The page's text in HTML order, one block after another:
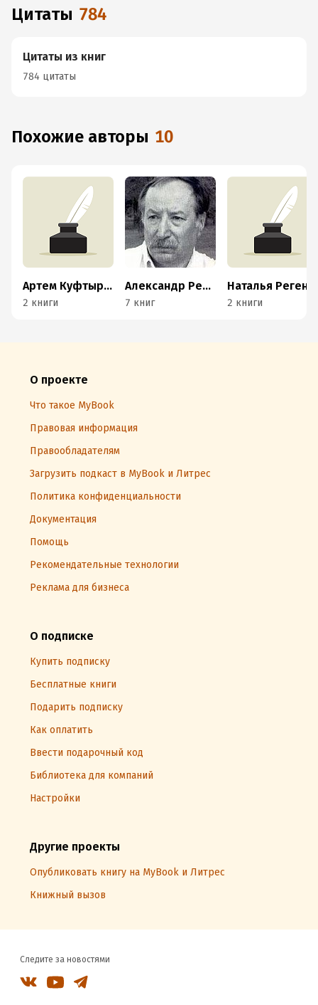
Цитаты 784
Цитаты из книг
784 цитаты
Похожие авторы 10
Артем Куфтырев
2 книги
Александр Репьев
7 книг
Наталья Реген
2 книги
О проекте
Что такое MyBook
Правовая информация
Правообладателям
Загрузить подкаст в MyBook и Литрес
Политика конфиденциальности
Документация
Помощь
Рекомендательные технологии
Реклама для бизнеса
О подписке
Купить подписку
Бесплатные книги
Подарить подписку
Как оплатить
Ввести подарочный код
Библиотека для компаний
Настройки
Другие проекты
Опубликовать книгу на MyBook и Литрес
Книжный вызов
Следите за новостями